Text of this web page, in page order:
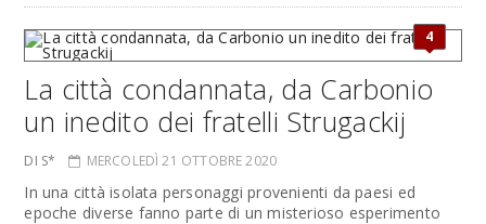
4
La città condannata, da Carbonio
un inedito dei fratelli Strugackij
DI S* MERCOLEDÌ 21 OTTOBRE 2020
In una città isolata personaggi provenienti da paesi ed
epoche diverse fanno parte di un misterioso esperimento